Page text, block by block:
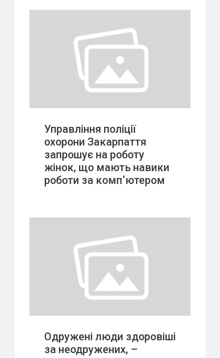
Управління поліції
охорони Закарпаття
запрошує на роботу
жінок, що мають навики
роботи за комп’ютером
Одружені люди здоровіші
за неодружених, –